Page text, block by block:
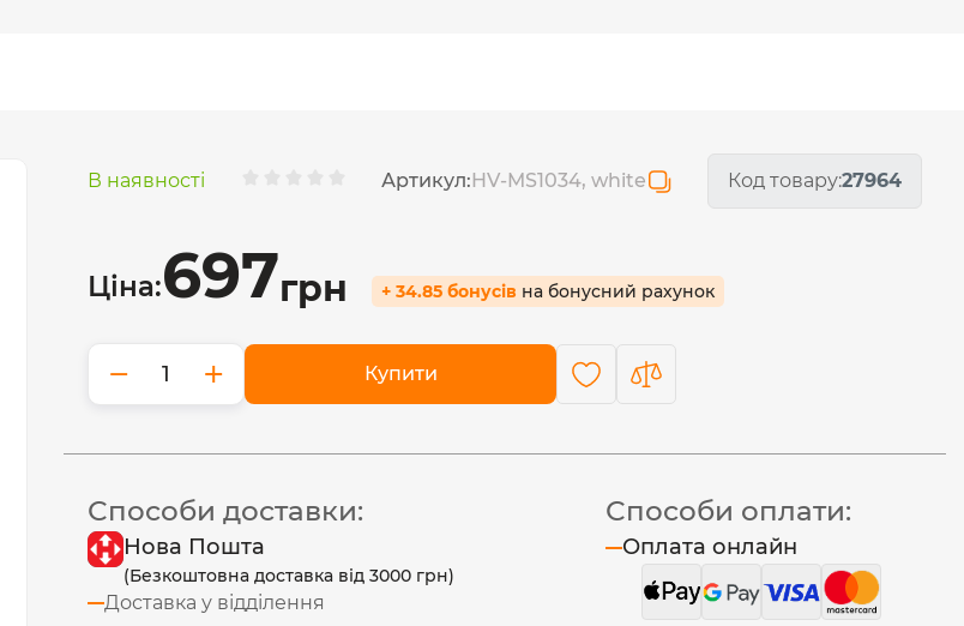
В наявності Артикул:HV-MS1034, white Код товару:27964
Ціна:697грн + 34.85 бонусів на бонусний рахунок
− + Купити
Способи доставки:
Нова Пошта
(Безкоштовна доставка від 3000 грн)
Доставка у відділення
Способи оплати:
Оплата онлайн